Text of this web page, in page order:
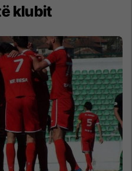
klubit